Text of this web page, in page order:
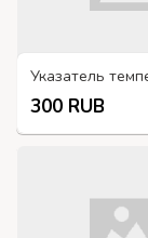
300 RUB